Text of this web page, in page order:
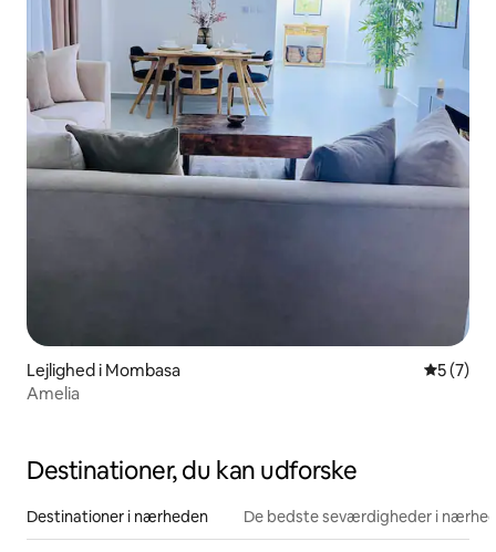
Lejlighed i Mombasa 5 ud af 5
5 (7)
Amelia
Destinationer, du kan udforske
Destinationer i nærheden De bedste seværdigheder i